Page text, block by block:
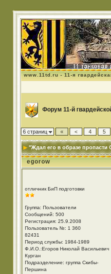
www.11td.ru - 11-я
Форум 11-й
6 страниц « < 4 5
"Ждал его в образе
egorow
отличник БиП подготовки
Группа: Пользователи
Сообщений: 500
Регистрация: 25.9.2008
Пользователь №: 1 360
82431
Период службы: 1984-1989
Ф.И.О.:Егоров Николай Васильевич
Курган
Подразделение: группа Скибы-
Першина